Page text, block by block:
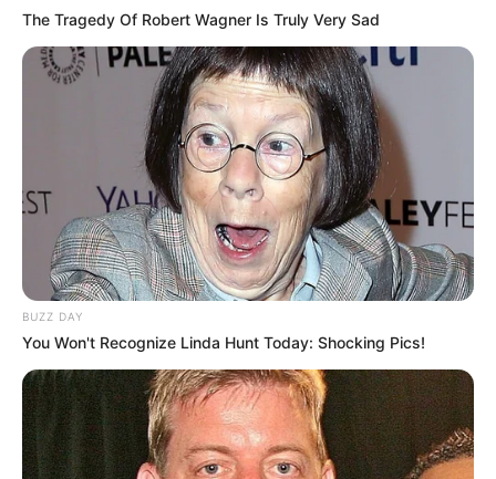
A CONACS tem trabalhado para que todos os ACS e ACE
formação técnica
— Imagem/Reprodução.
Primeira turma
A primeira turma do Programa teve um investimento de mais de R$
388 milhões e foi criado em atenção as leis que ampliaram as
The Tragedy Of Robert Wagner Is Truly Very Sad
BUZZ DAY
You Won't Recognize Linda Hunt Today: Shocking Pics!